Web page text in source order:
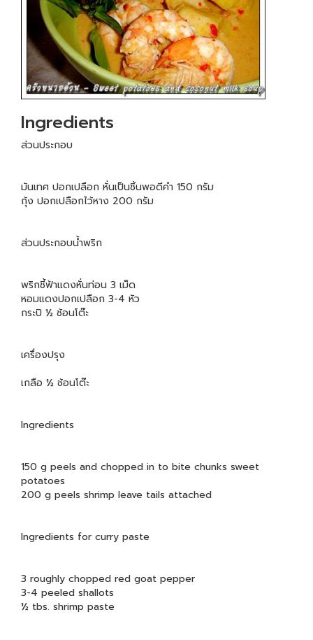
Ingredients
ส่วนประกอบ
มันเทศ ปอกเปลือก หั่นเป็นชิ้นพอดีคำ 150 กรัม
กุ้ง ปอกเปลือกไว้หาง 200 กรัม
ส่วนประกอบน้ำพริก
พริกชี้ฟ้าแดงหั่นท่อน 3 เม็ด
หอมแดงปอกเปลือก 3-4 หัว
กระปิ ½ ช้อนโต๊ะ
เครื่องปรุง
เกลือ ½ ช้อนโต๊ะ
Ingredients
150 g peels and chopped in to bite chunks sweet
potatoes
200 g peels shrimp leave tails attached
Ingredients for curry paste
3 roughly chopped red goat pepper
3-4 peeled shallots
½ tbs. shrimp paste